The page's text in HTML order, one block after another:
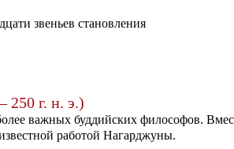
звеньев становления
250 г. н. э.)
важных буддийских философов.
работой Нагарджуны.